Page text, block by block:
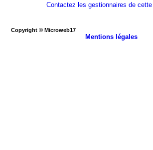
Contactez les gestionnaires de cette
Copyright © Microweb17
Mentions légales